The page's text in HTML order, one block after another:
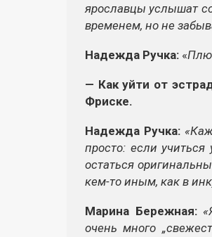
ярославцы услышат
временем, но не
Надежда Ручка: «
— Как уйти от
Фриске.
Надежда Ручка:
просто: если
остаться
кем-то иным, как в
Марина Бережная:
очень много